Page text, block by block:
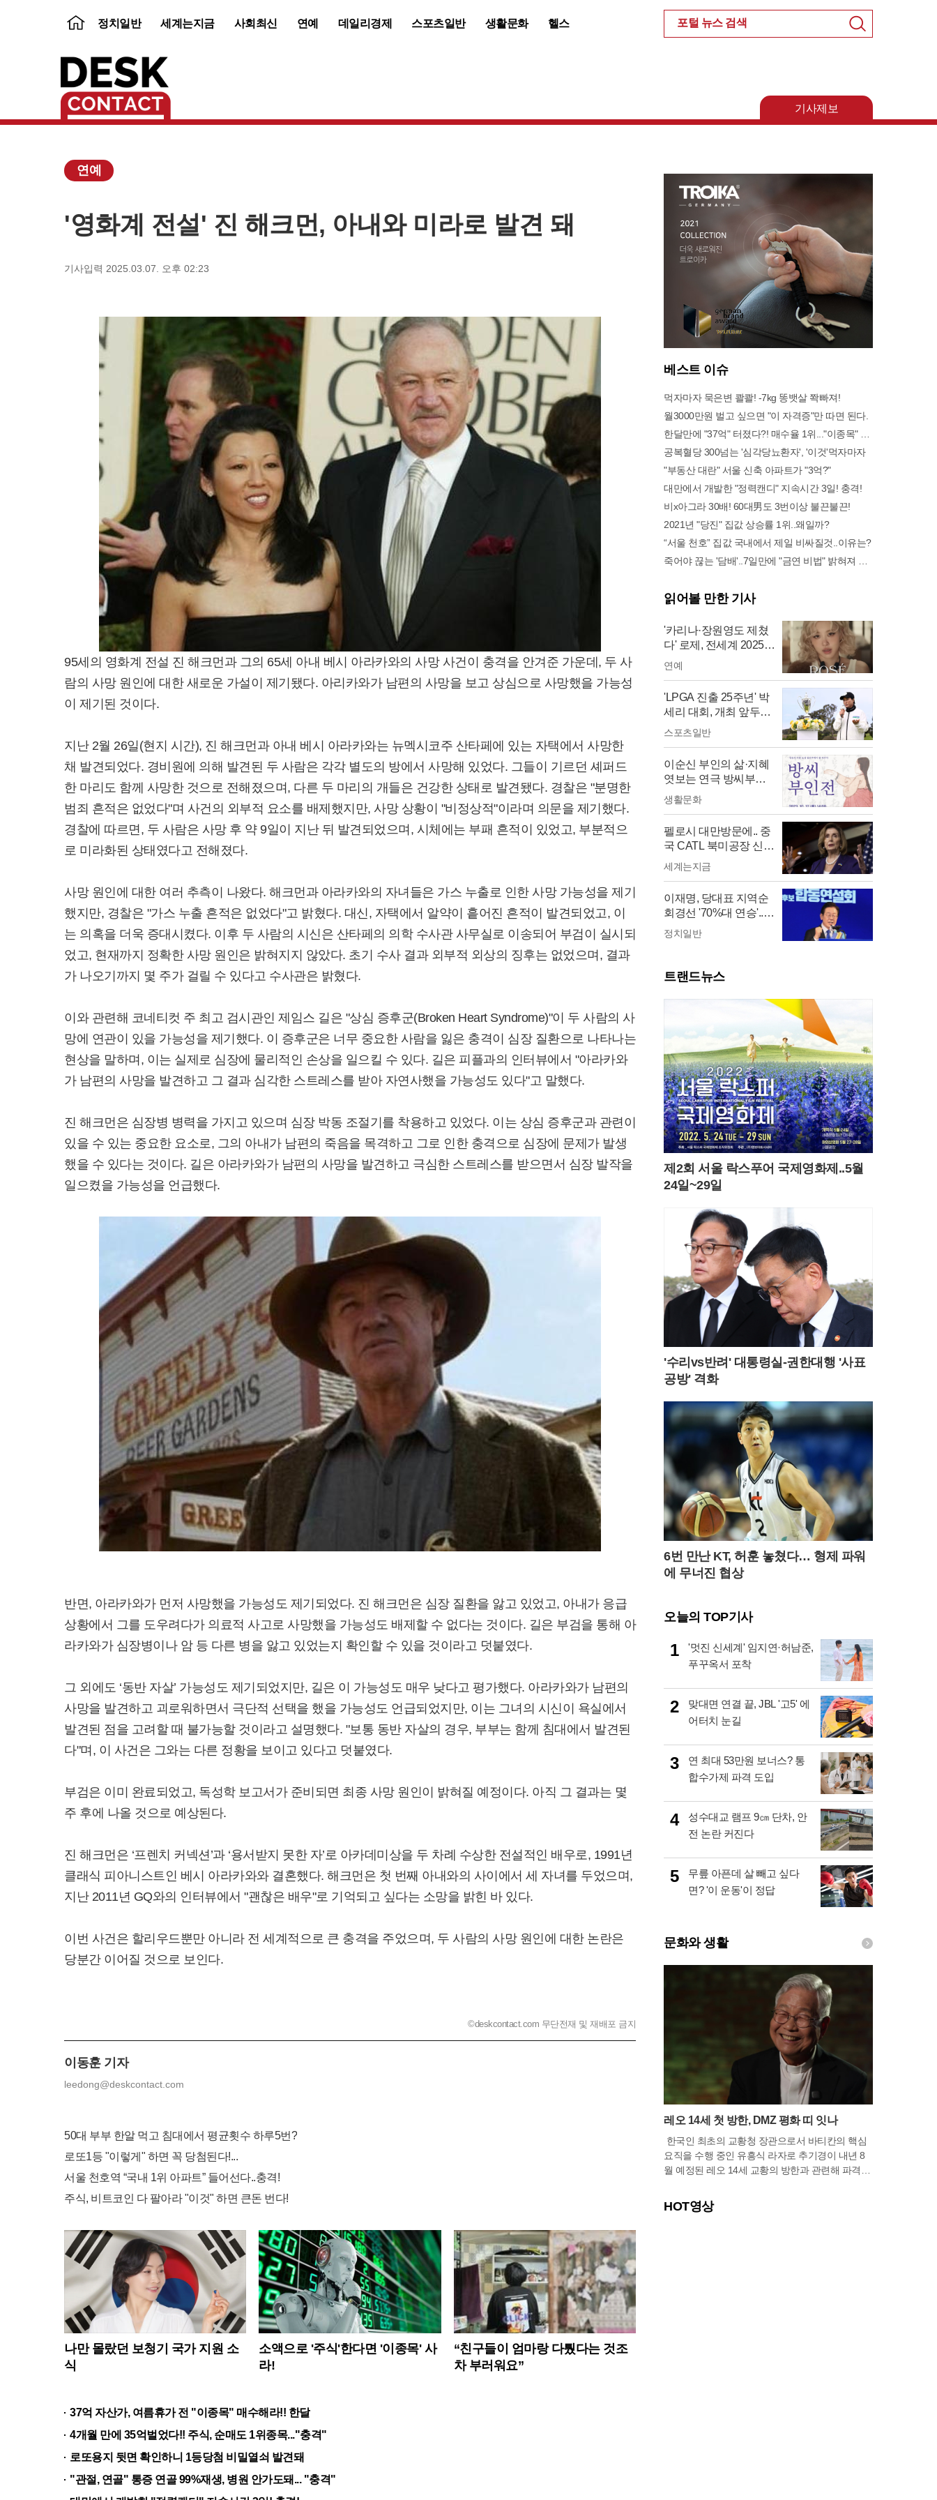
검
뉴
홈
정치일반 세계는지금 사회최신 연예 데일리경제 스포츠일반 생활문화 헬스
기사제보
연예
'영화계 전설' 진 해크먼, 아내와 미라로 발견 돼
기사입력 2025.03.07. 오후 02:23
95세의 영화계 전설 진 해크먼과 그의 65세 아내 베시 아라카와의 사망 사건이 충격을 안겨준 가운데, 두 사
람의 사망 원인에 대한 새로운 가설이 제기됐다. 아리카와가 남편의 사망을 보고 상심으로 사망했을 가능성
이 제기된 것이다.
지난 2월 26일(현지 시간), 진 해크먼과 아내 베시 아라카와는 뉴멕시코주 산타페에 있는 자택에서 사망한
채 발견되었다. 경비원에 의해 발견된 두 사람은 각각 별도의 방에서 사망해 있었다. 그들이 기르던 셰퍼드
한 마리도 함께 사망한 것으로 전해졌으며, 다른 두 마리의 개들은 건강한 상태로 발견됐다. 경찰은 "분명한
범죄 흔적은 없었다"며 사건의 외부적 요소를 배제했지만, 사망 상황이 "비정상적"이라며 의문을 제기했다.
경찰에 따르면, 두 사람은 사망 후 약 9일이 지난 뒤 발견되었으며, 시체에는 부패 흔적이 있었고, 부분적으
로 미라화된 상태였다고 전해졌다.
사망 원인에 대한 여러 추측이 나왔다. 해크먼과 아라카와의 자녀들은 가스 누출로 인한 사망 가능성을 제기
했지만, 경찰은 "가스 누출 흔적은 없었다"고 밝혔다. 대신, 자택에서 알약이 흩어진 흔적이 발견되었고, 이
는 의혹을 더욱 증대시켰다. 이후 두 사람의 시신은 산타페의 의학 수사관 사무실로 이송되어 부검이 실시되
었고, 현재까지 정확한 사망 원인은 밝혀지지 않았다. 초기 수사 결과 외부적 외상의 징후는 없었으며, 결과
가 나오기까지 몇 주가 걸릴 수 있다고 수사관은 밝혔다.
이와 관련해 코네티컷 주 최고 검시관인 제임스 길은 "상심 증후군(Broken Heart Syndrome)"이 두 사람의 사
망에 연관이 있을 가능성을 제기했다. 이 증후군은 너무 중요한 사람을 잃은 충격이 심장 질환으로 나타나는
현상을 말하며, 이는 실제로 심장에 물리적인 손상을 일으킬 수 있다. 길은 피플과의 인터뷰에서 "아라카와
가 남편의 사망을 발견하고 그 결과 심각한 스트레스를 받아 자연사했을 가능성도 있다"고 말했다.
진 해크먼은 심장병 병력을 가지고 있으며 심장 박동 조절기를 착용하고 있었다. 이는 상심 증후군과 관련이
있을 수 있는 중요한 요소로, 그의 아내가 남편의 죽음을 목격하고 그로 인한 충격으로 심장에 문제가 발생
했을 수 있다는 것이다. 길은 아라카와가 남편의 사망을 발견하고 극심한 스트레스를 받으면서 심장 발작을
일으켰을 가능성을 언급했다.
반면, 아라카와가 먼저 사망했을 가능성도 제기되었다. 진 해크먼은 심장 질환을 앓고 있었고, 아내가 응급
상황에서 그를 도우려다가 의료적 사고로 사망했을 가능성도 배제할 수 없다는 것이다. 길은 부검을 통해 아
라카와가 심장병이나 암 등 다른 병을 앓고 있었는지 확인할 수 있을 것이라고 덧붙였다.
그 외에도 ‘동반 자살’ 가능성도 제기되었지만, 길은 이 가능성도 매우 낮다고 평가했다. 아라카와가 남편의
사망을 발견하고 괴로워하면서 극단적 선택을 했을 가능성도 언급되었지만, 이는 그녀의 시신이 욕실에서
발견된 점을 고려할 때 불가능할 것이라고 설명했다. "보통 동반 자살의 경우, 부부는 함께 침대에서 발견된
다"며, 이 사건은 그와는 다른 정황을 보이고 있다고 덧붙였다.
부검은 이미 완료되었고, 독성학 보고서가 준비되면 최종 사망 원인이 밝혀질 예정이다. 아직 그 결과는 몇
주 후에 나올 것으로 예상된다.
진 해크먼은 ‘프렌치 커넥션’과 ‘용서받지 못한 자’로 아카데미상을 두 차례 수상한 전설적인 배우로, 1991년
클래식 피아니스트인 베시 아라카와와 결혼했다. 해크먼은 첫 번째 아내와의 사이에서 세 자녀를 두었으며,
지난 2011년 GQ와의 인터뷰에서 "괜찮은 배우"로 기억되고 싶다는 소망을 밝힌 바 있다.
이번 사건은 할리우드뿐만 아니라 전 세계적으로 큰 충격을 주었으며, 두 사람의 사망 원인에 대한 논란은
당분간 이어질 것으로 보인다.
©deskcontact.com 무단전재 및 재배포 금지
이동훈 기자
leedong@deskcontact.com
50대 부부 한알 먹고 침대에서 평균횟수 하루5번?
로또1등 "이렇게" 하면 꼭 당첨된다!...
서울 천호역 “국내 1위 아파트” 들어선다..충격!
주식, 비트코인 다 팔아라 "이것" 하면 큰돈 번다!
나만 몰랐던 보청기 국가 지원 소
식
소액으로 '주식'한다면 '이종목' 사
라!
“친구들이 엄마랑 다퉜다는 것조
차 부러워요”
37억 자산가, 여름휴가 전 "이종목" 매수해라!! 한달
4개월 만에 35억벌었다!! 주식, 순매도 1위종목..."충격"
로또용지 뒷면 확인하니 1등당첨 비밀열쇠 발견돼
"관절, 연골" 통증 연골 99%재생, 병원 안가도돼... "충격"
베스트 이슈
먹자마자 묵은변 콸콸! -7kg 똥뱃살 쫙빠져!
월3000만원 벌고 싶으면 "이 자격증"만 따면 된다.
공복혈당 300넘는 '심각당뇨환자', '이것'먹자마자
"부동산 대란" 서울 신축 아파트가 "3억?"
대만에서 개발한 "정력캔디" 지속시간 3일! 충격!
비x아그라 30배! 60대男도 3번이상 불끈불끈!
2021년 "당진" 집값 상승률 1위..왜일까?
“서울 천호” 집값 국내에서 제일 비싸질것..이유는?
읽어볼 만한 기사
'카리나·장원영도 제쳤
다' 로제, 전세계 2025
얼굴 천재 1위 등극
연예
'LPGA 진출 25주년' 박
세리 대회, 개최 앞두고
'암초'
스포츠일반
이순신 부인의 삶·지혜
엿보는 연극 방씨부인
전'
생활문화
펠로시 대만방문에.. 중
국 CATL 북미공장 신설
발표연기
세계는지금
이재명, 당대표 지역순
회경선 '70%대 연승'..
확정 언제?
정치일반
트랜드뉴스
제2회 서울 락스푸어 국제영화제..5월
24일~29일
'수리vs반려' 대통령실-권한대행 '사표
공방' 격화
6번 만난 KT, 허훈 놓쳤다… 형제 파워
에 무너진 협상
오늘의 TOP기사
1
'멋진 신세계' 임지연·허남준,
푸꾸옥서 포착
2
맞대면 연결 끝, JBL '고5' 에
어터치 눈길
3
연 최대 53만원 보너스? 통
합수가제 파격 도입
4
성수대교 램프 9㎝ 단차, 안
전 논란 커진다
5
무릎 아픈데 살 빼고 싶다
면? '이 운동'이 정답
문화와 생활
레오 14세 첫 방한, DMZ 평화 띠 잇나
한국인 최초의 교황청 장관으로서 바티칸의 핵심
요직을 수행 중인 유흥식 라자로 추기경이 내년 8
월 예정된 레오 14세 교황의 방한과 관련해 파격적
찾은 유 추기경은 최근 언론 인터뷰를 통해 교황이
한반도 문제에 깊은 애정을 품고 있으며, 특히 비무
HOT영상